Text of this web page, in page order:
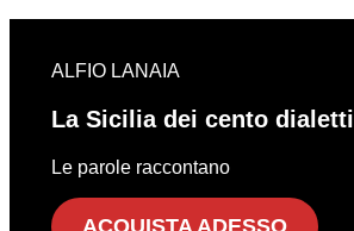
ALFIO LANAIA
La Sicilia dei cento dialetti
Le parole raccontano
ACQUISTA ADESSO